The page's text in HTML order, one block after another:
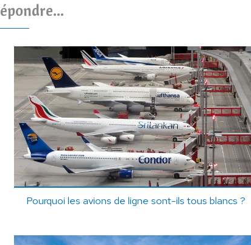
Pourquoi les avions de ligne sont-ils tous blancs ?